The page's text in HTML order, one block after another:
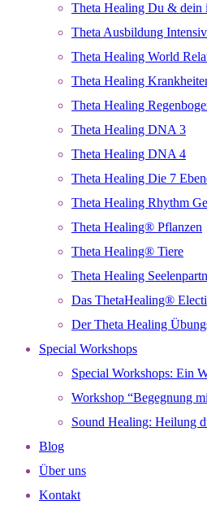
Theta Healing Du & dein
Theta Ausbildung
Theta Healing World
Theta Healing
Theta Healing
Theta Healing DNA 3
Theta Healing DNA 4
Theta Healing Die 7
Theta Healing Rhythm
Theta Healing® Pflanzen
Theta Healing® Tiere
Theta Healing
Das ThetaHealing®
Der Theta Healing
Special Workshops
Special Workshops: Ein
Workshop “Begegnung
Sound Healing: Heilung
Blog
Über uns
Kontakt